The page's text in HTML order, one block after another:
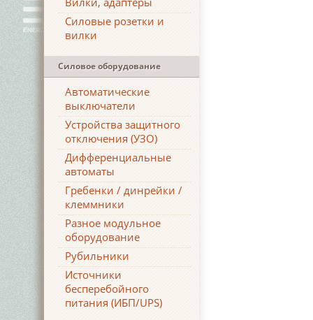
Силовые розетки и
вилки
Силовое оборудование
Автоматические
выключатели
Устройства защитного
отключения (УЗО)
Дифференциальные
автоматы
Гребенки / динрейки /
клеммники
Разное модульное
оборудование
Рубильники
Источники
бесперебойного
питания (ИБП/UPS)